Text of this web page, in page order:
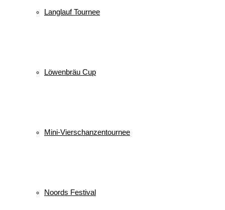
Langlauf Tournee
Löwenbräu Cup
Mini-Vierschanzentournee
Noords Festival